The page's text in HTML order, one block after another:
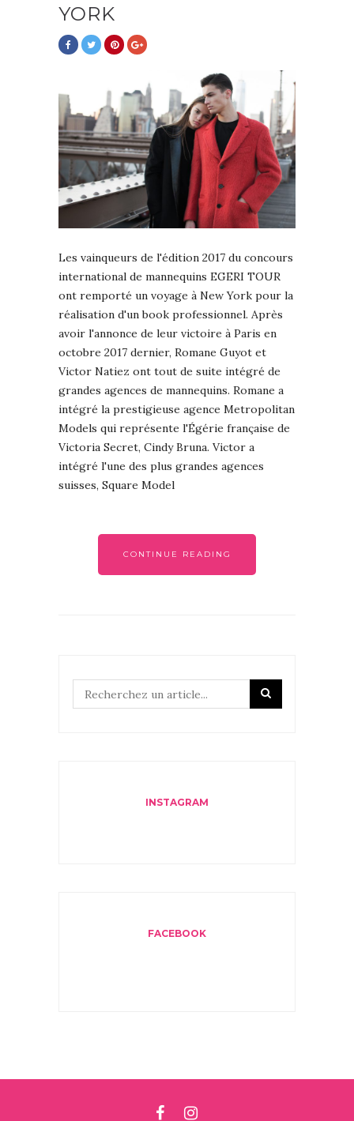
YORK
Les vainqueurs de l'édition 2017 du concours
international de mannequins EGERI TOUR
ont remporté un voyage à New York pour la
réalisation d'un book professionnel. Après
avoir l'annonce de leur victoire à Paris en
octobre 2017 dernier, Romane Guyot et
Victor Natiez ont tout de suite intégré de
grandes agences de mannequins. Romane a
intégré la prestigieuse agence Metropolitan
Models qui représente l'Égérie française de
Victoria Secret, Cindy Bruna. Victor a
intégré l'une des plus grandes agences
suisses, Square Model
CONTINUE READING
INSTAGRAM
FACEBOOK